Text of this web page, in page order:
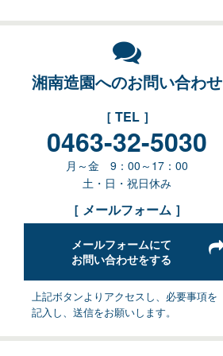
湘南造園へのお問い合わせ
［ TEL ］
0463-32-5030
月～金 9：00～17：00
土・日・祝日休み
［ メールフォーム ］
メールフォームにて
お問い合わせをする
上記ボタンよりアクセスし、必要事項を
記入し、送信をお願いします。